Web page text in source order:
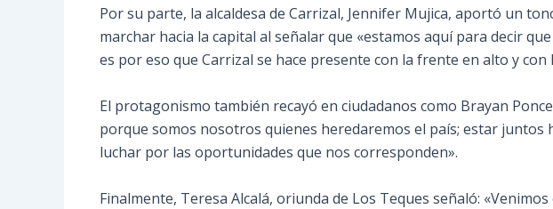
Por su parte, la alcaldesa de Carrizal, Jennifer Mujica, aportó un
marchar hacia la capital al señalar que «estamos aquí para decir
es por eso que Carrizal se hace presente con la frente en alto y
El protagonismo también recayó en ciudadanos como Brayan
porque somos nosotros quienes heredaremos el país; estar juntos
luchar por las oportunidades que nos corresponden».
Finalmente, Teresa Alcalá, oriunda de Los Teques señaló: